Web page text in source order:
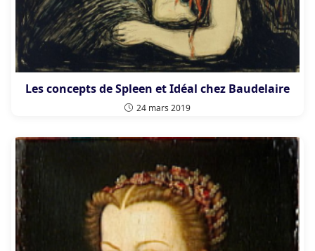
Les concepts de Spleen et Idéal chez Baudelaire
24 mars 2019